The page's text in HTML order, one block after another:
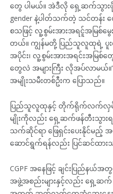
တွေ ပါမယ်။ အဲဒီလို ရှေ့ဆက်သွား
gender နဲ့ပါတ်သက်တဲ့ သင်တန်း တွ
စသဖြင့် လူ့စွမ်းအားအရင်ူအမြစ်
တယ်။ ကျွန်မတို့ ပြည်သူလူထုရဲ့ ပူးပေါ
အပိုင်း၊ လူ့စွမ်းအားအရင်းအမြစ်
တွေလဲ အများကြီး လိုအပ်လာမယ်။”
အမျိုးသမီးတစ်ဦးက ပြောသည်။
ပြည်သူလူထုနှင့် တိုက်ရိုက်လက်လှမ်းမီ
မျိုးကိုလည်း ရှေ့ဆက်ဖန်တီးသွားရ
သက်ဆိုင်ရာ ဖြေရှင်းပေးနိုင်မည့် အဖွဲ့
ဆောင်ရွက်ရန်လည်း ပြင်ဆင်ထ
CGPF အနေဖြင့် ချင်းပြည်နယ်အတွ
အဖွဲ့အစည်းများနှင့်လည်း ရှေ့ဆ